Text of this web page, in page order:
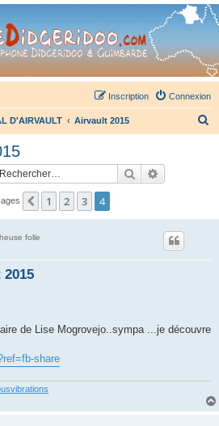
Didgeridoo - retrouvez la communauté.
Connexion
Inscription
D'AIRVAULT Airvault 2015
r
Rechercher
Précédent
1 2 3 4
folle
de Lise Mogrovejo..sympa ...je découvre
share